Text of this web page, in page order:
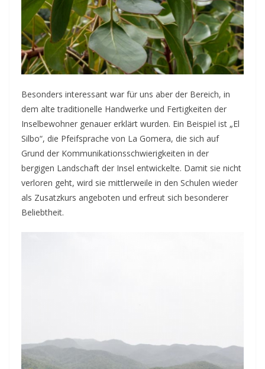
Besonders interessant war für uns aber der Bereich, in
dem alte traditionelle Handwerke und Fertigkeiten der
Inselbewohner genauer erklärt wurden. Ein Beispiel ist „El
Silbo“, die Pfeifsprache von La Gomera, die sich auf
Grund der Kommunikationsschwierigkeiten in der
bergigen Landschaft der Insel entwickelte. Damit sie nicht
verloren geht, wird sie mittlerweile in den Schulen wieder
als Zusatzkurs angeboten und erfreut sich besonderer
Beliebtheit.